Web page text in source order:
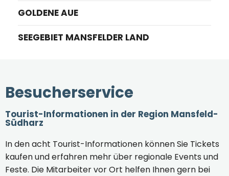
GOLDENE AUE
SEEGEBIET MANSFELDER LAND
Besucherservice
Tourist-Informationen in der Region Mansfeld-
Südharz
In den acht Tourist-Informationen können Sie Tickets
kaufen und erfahren mehr über regionale Events und
Feste. Die Mitarbeiter vor Ort helfen Ihnen gern bei